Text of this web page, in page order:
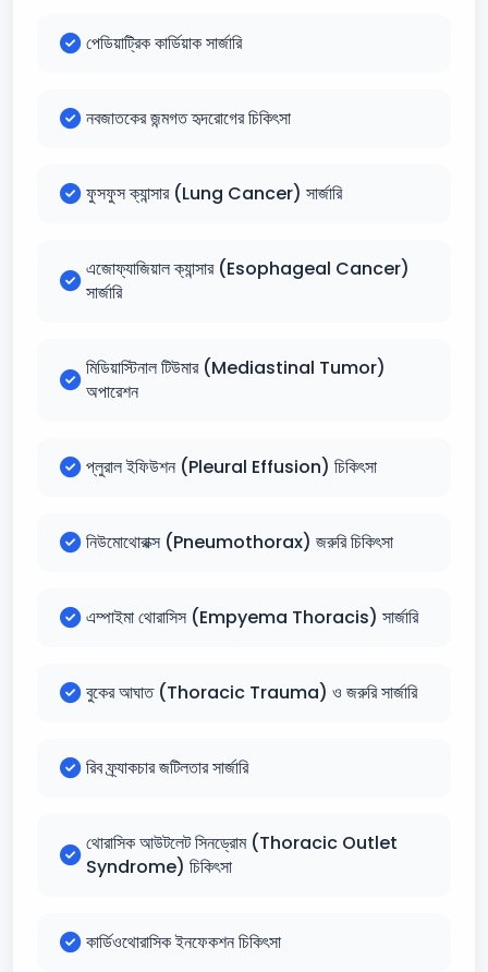
পেডিয়াট্রিক কার্ডিয়াক সার্জারি
নবজাতকের জন্মগত হৃদরোগের চিকিৎসা
ফুসফুস ক্যান্সার (Lung Cancer) সার্জারি
এজোফ্যাজিয়াল ক্যান্সার (Esophageal Cancer)
সার্জারি
মিডিয়াস্টিনাল টিউমার (Mediastinal Tumor)
অপারেশন
প্লুরাল ইফিউশন (Pleural Effusion) চিকিৎসা
নিউমোথোরাক্স (Pneumothorax) জরুরি চিকিৎসা
এম্পাইমা থোরাসিস (Empyema Thoracis) সার্জারি
বুকের আঘাত (Thoracic Trauma) ও জরুরি সার্জারি
রিব ফ্র্যাকচার জটিলতার সার্জারি
থোরাসিক আউটলেট সিনড্রোম (Thoracic Outlet
Syndrome) চিকিৎসা
কার্ডিওথোরাসিক ইনফেকশন চিকিৎসা